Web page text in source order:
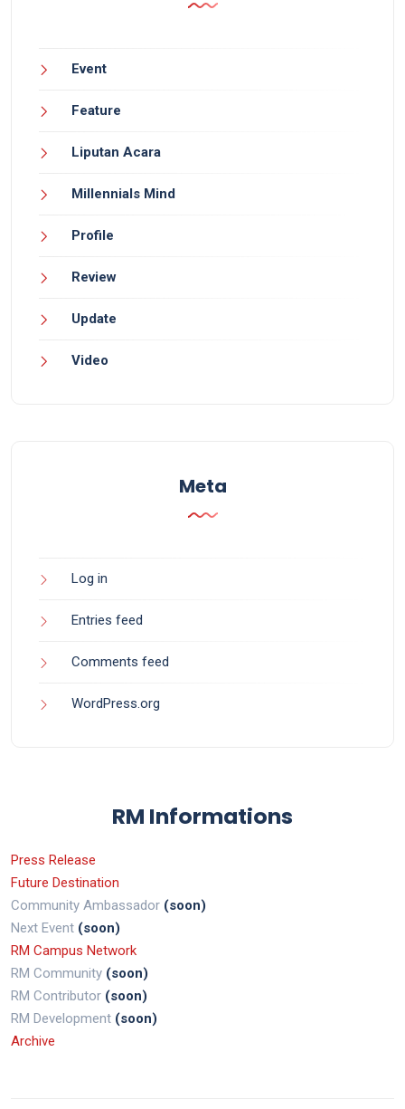
Event
Feature
Liputan Acara
Millennials Mind
Profile
Review
Update
Video
Meta
Log in
Entries feed
Comments feed
WordPress.org
RM Informations
Press Release
Future Destination
Community Ambassador (soon)
Next Event (soon)
RM Campus Network
RM Community (soon)
RM Contributor (soon)
RM Development (soon)
Archive